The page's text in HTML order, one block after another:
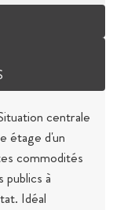
centrale
étage d'un
commodités
publics à
Idéal